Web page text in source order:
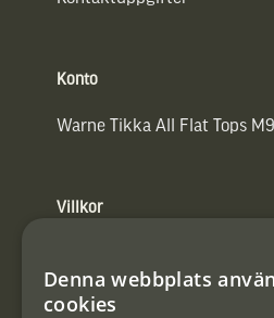
Konto
Warne Tikka All Flat Tops
Villkor
Användarvillkor
Denna webbplats
cookies